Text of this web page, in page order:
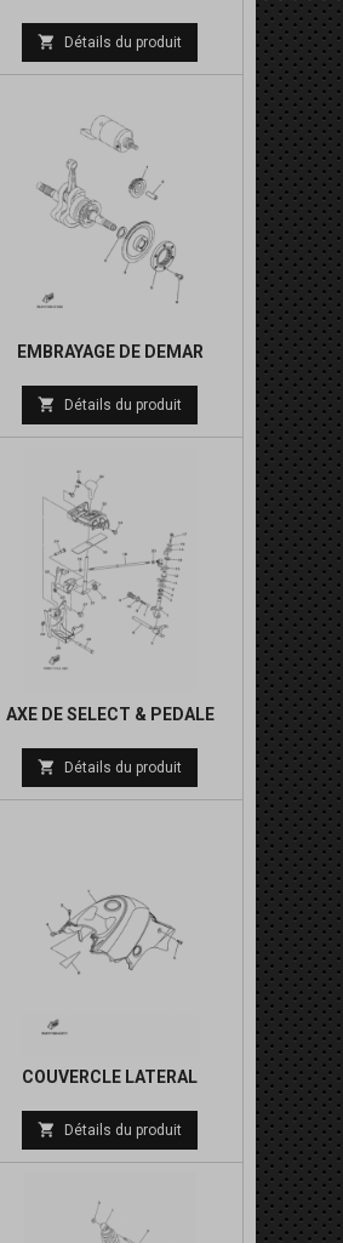
Prix
de
 Détails du produit
EMBRAYAGE DE DEMAR
Prix
de
 Détails du produit
AXE DE SELECT & PEDALE
Prix
de
 Détails du produit
COUVERCLE LATERAL
 Détails du produit